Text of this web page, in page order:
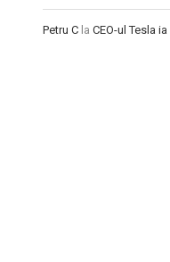
Petru C la CEO-ul Tesla